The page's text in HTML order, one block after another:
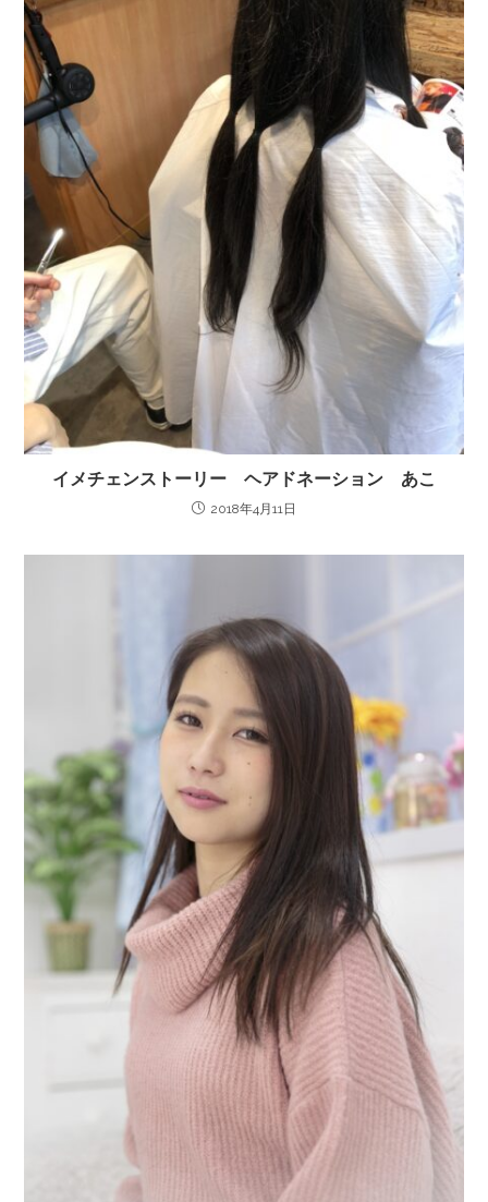
イメチェンストーリー ヘアドネーション あこ
2018年4月11日